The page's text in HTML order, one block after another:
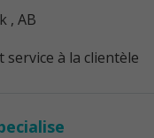
, AB
service à la clientèle